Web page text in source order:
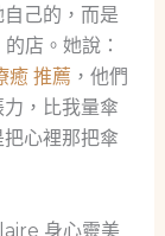
己的，而是
店。她說：
癒 推薦 ，他們
，比我量傘
心裡那把傘
身心靈美